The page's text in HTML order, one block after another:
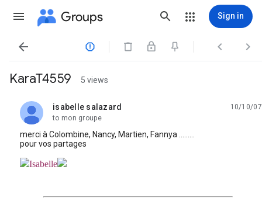
Groups Sign in
   
KaraT4559 5 views
isabelle salazard
unread,
10/10/07
to mon groupe
merci à Colombine, Nancy, Martien, Fannya .........
pour vos partages
Isabelle